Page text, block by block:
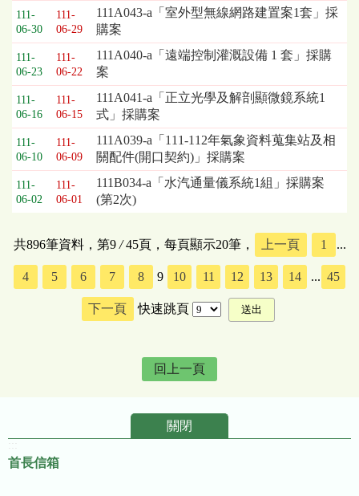
111-
06-30
111-
06-29
111A043-a「室外型無線網路建置案1套」採
購案
111-
06-23
111-
06-22
111A040-a「遠端控制灌溉設備 1 套」採購
案
111-
06-16
111-
06-15
111A041-a「正立光學及解剖顯微鏡系統1
式」採購案
111-
06-10
111-
06-09
111A039-a「111-112年氣象資料蒐集站及相
關配件(開口契約)」採購案
111-
06-02
111-
06-01
111B034-a「水汽通量儀系統1組」採購案
(第2次)
共896筆資料，第9/45頁，每頁顯示20筆， 上一頁 1 ...
4 5 6 7 8 9 10 11 12 13 14 ... 45
下一頁 快速跳頁
回上一頁
關閉
首長信箱